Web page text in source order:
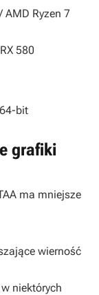
AMD Ryzen 7
580
bit
grafiki
ma mniejsze
wierność
niektórych